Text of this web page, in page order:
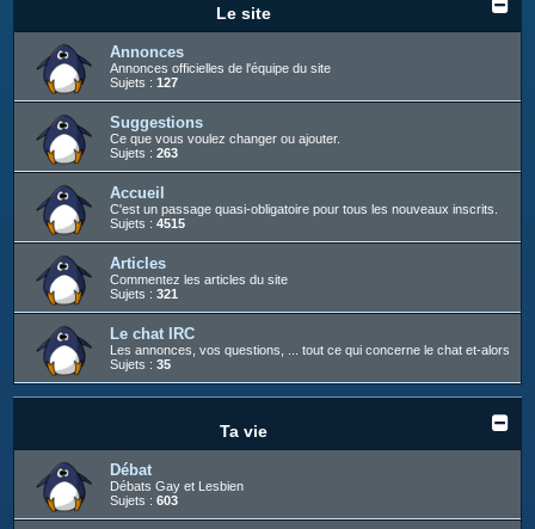
r
Le site
Annonces
Annonces officielles de l'équipe du site
Sujets : 127
Suggestions
Ce que vous voulez changer ou ajouter.
Sujets : 263
Accueil
C'est un passage quasi-obligatoire pour tous les nouveaux inscrits.
Sujets : 4515
Articles
Commentez les articles du site
Sujets : 321
Le chat IRC
Les annonces, vos questions, ... tout ce qui concerne le chat et-alors
Sujets : 35
Ta vie
Débat
Débats Gay et Lesbien
Sujets : 603